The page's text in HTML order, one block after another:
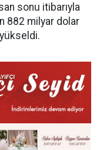
sonu itibarıyla
882 milyar dolar